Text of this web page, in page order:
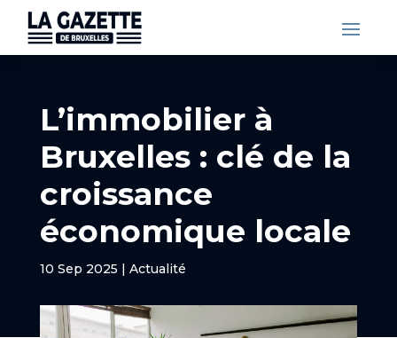
L’immobilier à
Bruxelles : clé de la
croissance
économique locale
10 Sep 2025 | Actualité